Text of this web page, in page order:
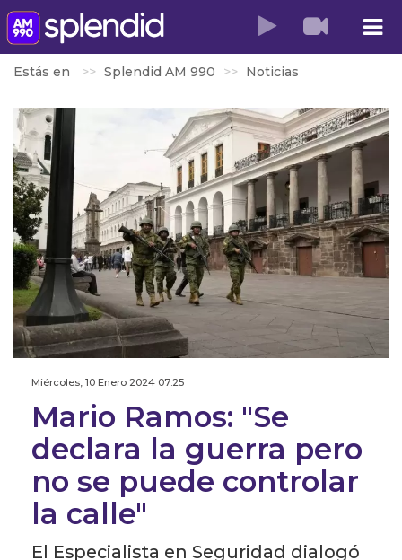
Estás en Splendid AM 990 Noticias
Miércoles, 10 Enero 2024 07:25
Mario Ramos: "Se
declara la guerra pero
no se puede controlar
la calle"
El Especialista en Seguridad dialogó